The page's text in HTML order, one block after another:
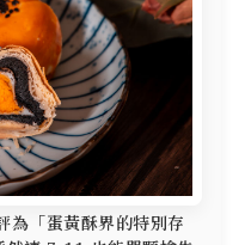
「蛋黃酥界的特別存